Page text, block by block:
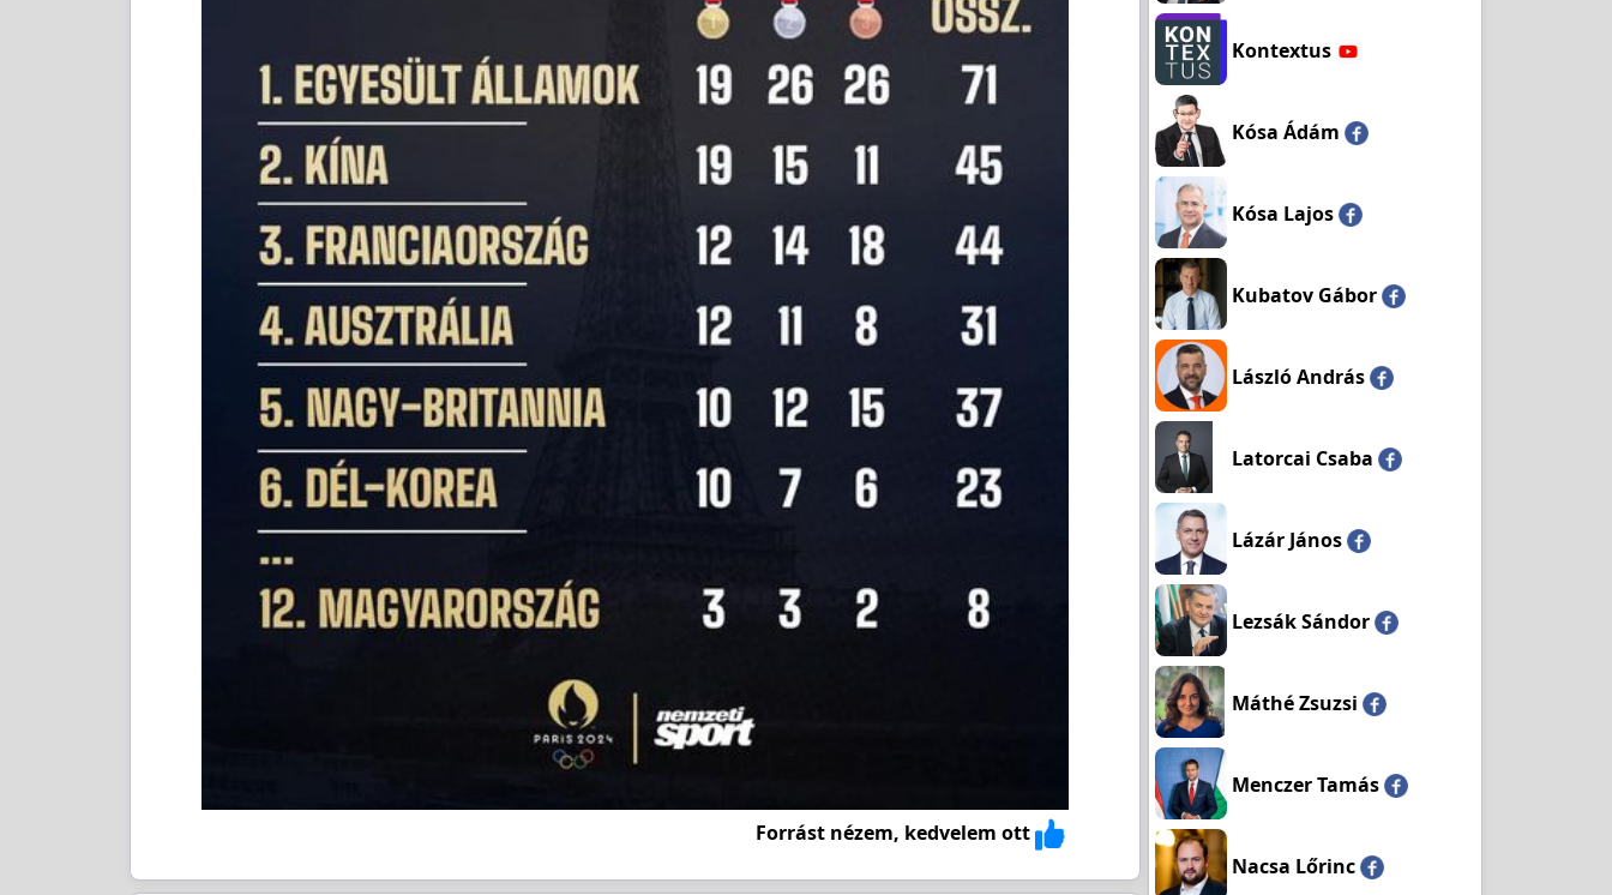
Forrást nézem, kedvelem ott
Kontextus
Kósa Ádám
Kósa Lajos
Kubatov Gábor
László András
Latorcai Csaba
Lázár János
Lezsák Sándor
Máthé Zsuzsi
Menczer Tamás
Nacsa Lőrinc